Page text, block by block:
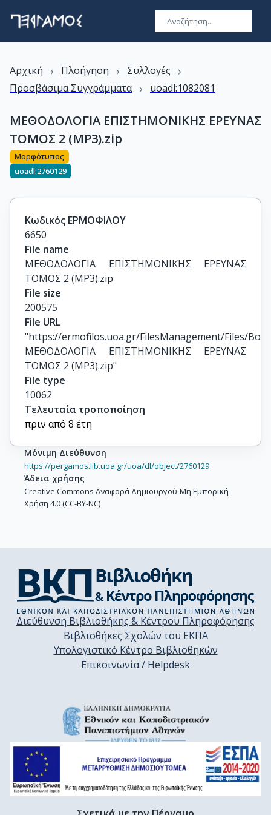
Αρχική › Πλοήγηση › Συλλογές ›
Προσβάσιμα Συγγράμματα › uoadl:1082081
ΜΕΘΟΔΟΛΟΓΙΑ ΕΠΙΣΤΗΜΟΝΙΚΗΣ ΕΡΕΥΝΑΣ
ΤΟΜΟΣ 2 (MP3).zip
Μορφότυπος
uoadl:2760129
Κωδικός ΕΡΜΟΦΙΛΟΥ
6650
File name
ΜΕΘΟΔΟΛΟΓΙΑ ΕΠΙΣΤΗΜΟΝΙΚΗΣ ΕΡΕΥΝΑΣ
ΤΟΜΟΣ 2 (MP3).zip
File size
200575
File URL
"https://ermofilos.uoa.gr/FilesManagement/Files/
ΜΕΘΟΔΟΛΟΓΙΑ ΕΠΙΣΤΗΜΟΝΙΚΗΣ ΕΡΕΥΝΑΣ
ΤΟΜΟΣ 2 (MP3).zip"
File type
10062
Τελευταία τροποποίηση
πριν από 8 έτη
Μόνιμη Διεύθυνση
https://pergamos.lib.uoa.gr/uoa/dl/object/2760129
Άδεια χρήσης
Creative Commons Αναφορά Δημιουργού-Μη Εμπορική
Χρήση 4.0 (CC-BY-NC)
Διεύθυνση Βιβλιοθήκης & Κέντρου Πληροφόρησης
Βιβλιοθήκες Σχολών του ΕΚΠΑ
Υπολογιστικό Κέντρο Βιβλιοθηκών
Επικοινωνία / Helpdesk